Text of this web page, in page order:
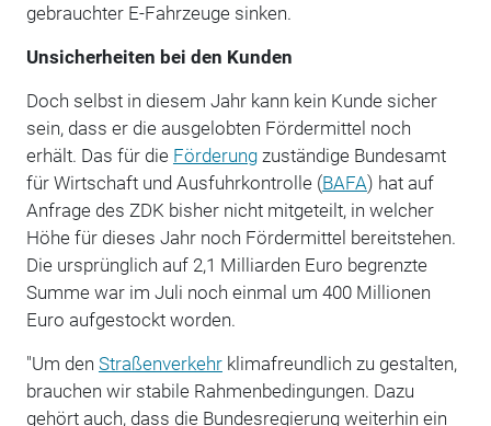
gebrauchter E-Fahrzeuge sinken.
Unsicherheiten bei den Kunden
Doch selbst in diesem Jahr kann kein Kunde sicher
sein, dass er die ausgelobten Fördermittel noch
erhält. Das für die Förderungzuständige Bundesamt
für Wirtschaft und Ausfuhrkontrolle (BAFA) hat auf
Anfrage des ZDK bisher nicht mitgeteilt, in welcher
Höhe für dieses Jahr noch Fördermittel bereitstehen.
Die ursprünglich auf 2,1 Milliarden Euro begrenzte
Summe war im Juli noch einmal um 400 Millionen
Euro aufgestockt worden.
"Um den Straßenverkehrklimafreundlich zu gestalten,
brauchen wir stabile Rahmenbedingungen. Dazu
gehört auch, dass die Bundesregierung weiterhin ein